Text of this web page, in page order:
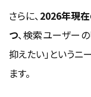
ン
更新月を1か
回線は解約し
さらに、 2026年現
つ、検索ユーザー
抑えたい」というニ
ます。